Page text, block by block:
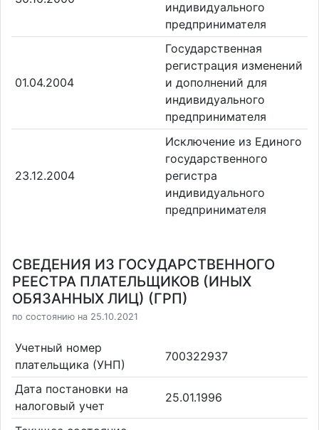
индивидуального
предпринимателя
01.04.2004
Государственная
регистрация изменений
и дополнений для
индивидуального
предпринимателя
23.12.2004
Исключение из Единого
государственного
регистра
индивидуального
предпринимателя
СВЕДЕНИЯ ИЗ ГОСУДАРСТВЕННОГО
РЕЕСТРА ПЛАТЕЛЬЩИКОВ (ИНЫХ
ОБЯЗАННЫХ ЛИЦ) (ГРП)
по состоянию на 25.10.2021
Учетный номер
плательщика (УНП)
700322937
Дата постановки на
налоговый учет
25.01.1996